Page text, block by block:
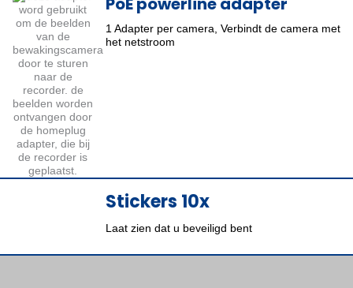
1 Adapter per camera, Verbindt de camera met
het netstroom
Stickers 10x
Laat zien dat u beveiligd bent